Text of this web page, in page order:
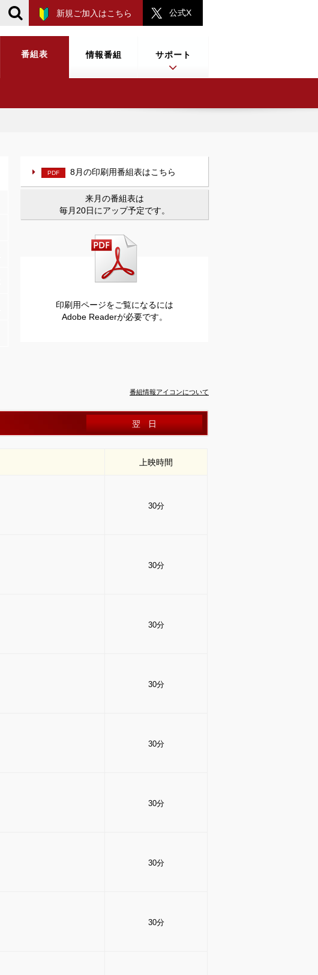
新規ご加入はこちら 公式X
番組表 情報番組 サポート
PDF 8月の印刷用番組表はこちら
来月の番組表は
毎月20日にアップ予定です。
印刷用ページをご覧になるには
Adobe Readerが必要です。
番組情報アイコンについて
翌日
上映時間
30分
30分
30分
30分
30分
30分
30分
30分